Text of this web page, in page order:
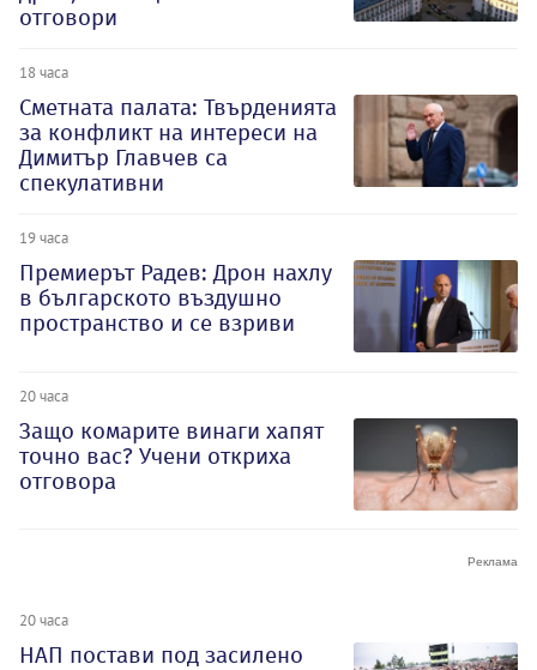
отговори
18 часа
Сметната палата: Твърденията
за конфликт на интереси на
Димитър Главчев са
спекулативни
19 часа
Премиерът Радев: Дрон нахлу
в българското въздушно
пространство и се взриви
20 часа
Защо комарите винаги хапят
точно вас? Учени откриха
отговора
20 часа
НАП постави под засилено